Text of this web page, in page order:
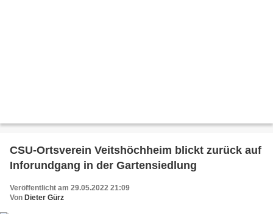
CSU-Ortsverein Veitshöchheim blickt zurück auf
Inforundgang in der Gartensiedlung
Veröffentlicht am 29.05.2022 21:09
Von Dieter Gürz